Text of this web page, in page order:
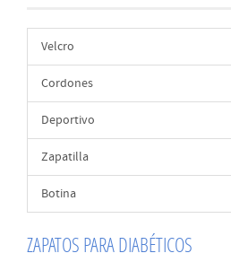
Velcro
Cordones
Deportivo
Zapatilla
Botina
ZAPATOS PARA DIABÉTICOS